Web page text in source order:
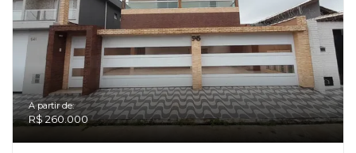
A partir de:
R$ 260.000